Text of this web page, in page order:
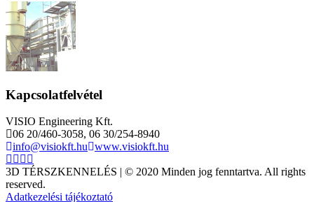
Kapcsolatfelvétel
VISIO Engineering Kft.
06 20/460-3058, 06 30/254-8940
info@visiokft.hu
www.visiokft.hu
3D TÉRSZKENNELÉS | © 2020 Minden jog fenntartva. All rights
reserved.
Adatkezelési tájékoztató